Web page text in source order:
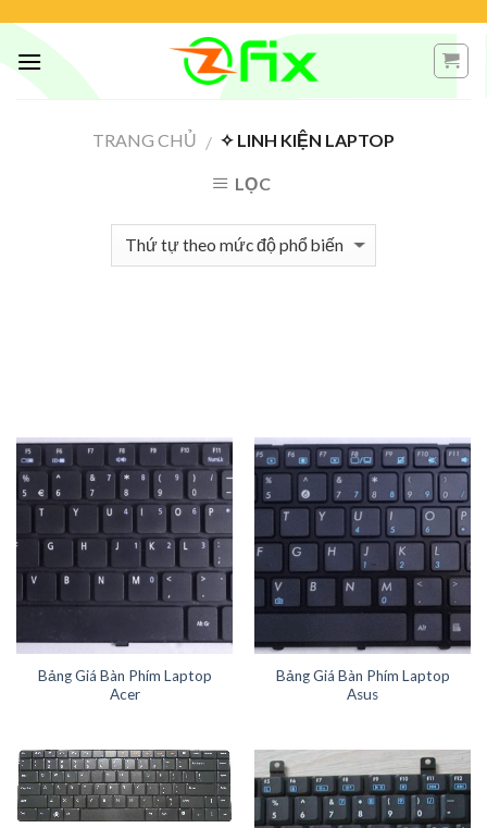
content
TRANG CHỦ / ✧ LINH KIỆN LAPTOP
LỌC
Bảng Giá Bàn Phím Laptop
Acer
Bảng Giá Bàn Phím Laptop
Asus